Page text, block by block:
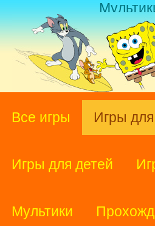
Все игры Игры
Игры для детей
Мультики